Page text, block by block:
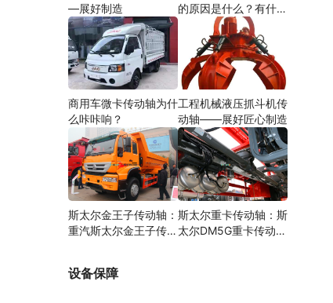
—展好制造
的原因是什么？有什么
商用车微卡传动轴为什
么咔咔响？
工程机械液压抓斗机传
动轴——展好匠心制造
斯太尔金王子传动轴：
重汽斯太尔金王子传动
斯太尔重卡传动轴：斯
太尔DM5G重卡传动轴
设备保障